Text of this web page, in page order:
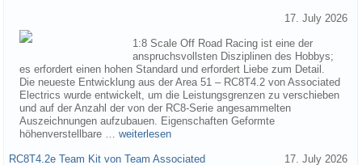
17. July 2026
1:8 Scale Off Road Racing ist eine der
anspruchsvollsten Disziplinen des Hobbys;
es erfordert einen hohen Standard und erfordert Liebe zum Detail.
Die neueste Entwicklung aus der Area 51 – RC8T4.2 von Associated
Electrics wurde entwickelt, um die Leistungsgrenzen zu verschieben
und auf der Anzahl der von der RC8-Serie angesammelten
Auszeichnungen aufzubauen. Eigenschaften Geformte
höhenverstellbare … weiterlesen
RC8T4.2e Team Kit von Team Associated 17. July 2026